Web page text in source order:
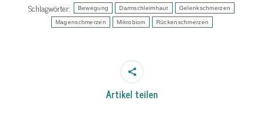
Schlagwörter:
Bewegung Darmschleimhaut Gelenkschmerzen
Magenschmerzen Mikrobiom Rückenschmerzen
Artikel teilen